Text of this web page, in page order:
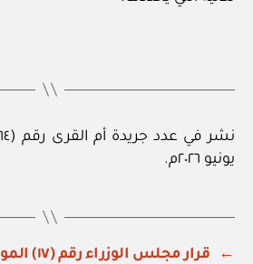
يونيو ٢٠٢٦م.
←
قرار مجلس